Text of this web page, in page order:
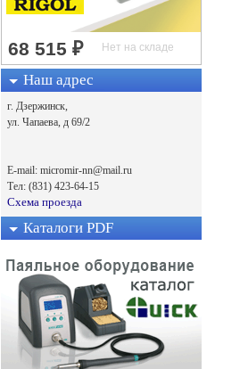
Наш адрес
г. Дзержинск,
ул. Чапаева, д 69/2
E-mail: micromir-nn@mail.ru
Тел: (831) 423-64-15
Схема проезда
Каталоги PDF